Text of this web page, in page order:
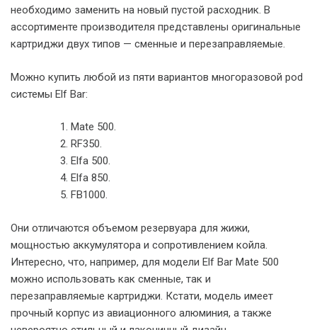
необходимо заменить на новый пустой расходник. В
ассортименте производителя представлены оригинальные
картриджи двух типов — сменные и перезаправляемые.
Можно купить любой из пяти вариантов многоразовой pod
системы Elf Bar:
Mate 500.
RF350.
Elfa 500.
Elfa 850.
FB1000.
Они отличаются объемом резервуара для жижи,
мощностью аккумулятора и сопротивлением койла.
Интересно, что, например, для модели Elf Bar Mate 500
можно использовать как сменные, так и
перезаправляемые картриджи. Кстати, модель имеет
прочный корпус из авиационного алюминия, а также